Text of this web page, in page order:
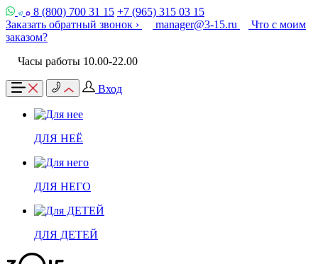
8 (800) 700 31 15 +7 (965) 315 03 15
Заказать обратный звонок ›
manager@3-15.ru
Что с моим
заказом?
Часы работы 10.00-22.00
Вход
ДЛЯ НЕЁ
ДЛЯ НЕГО
ДЛЯ ДЕТЕЙ